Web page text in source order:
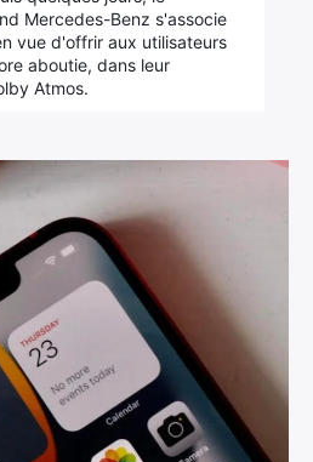
Mercedes-Benz s'associe
vue d'offrir aux utilisateurs
aboutie, dans leur
Atmos.